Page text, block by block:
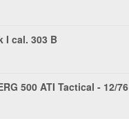
I cal. 303 B
500 ATI Tactical - 12/76